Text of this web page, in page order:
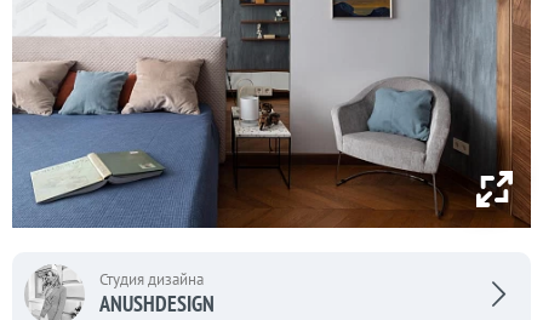
Студия дизайна
ANUSHDESIGN